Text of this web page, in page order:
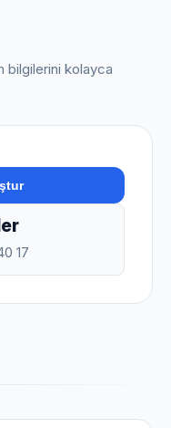
bilgilerini kolayca
17